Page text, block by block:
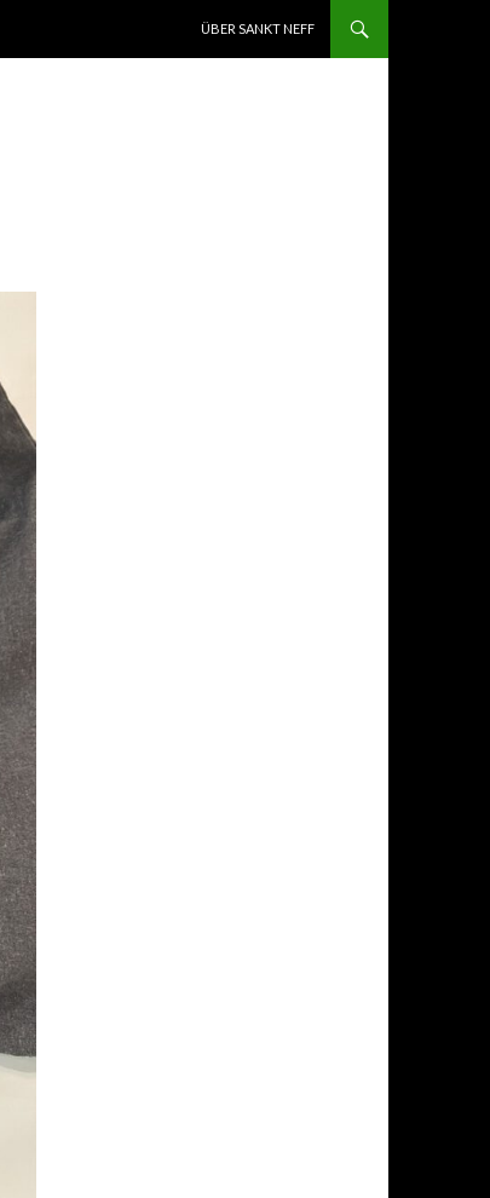
ÜBER SANKT NEFF